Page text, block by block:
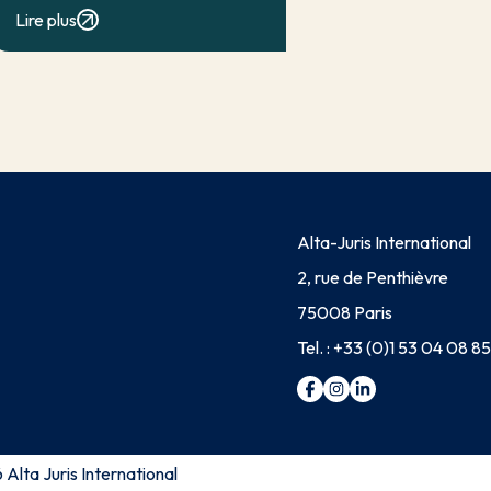
Lorsqu’elle a contribué à la
Lire plus
Alta-Juris International
2, rue de Penthièvre
75008 Paris
Tel. : +33 (0)1 53 04 08 85
Juris International